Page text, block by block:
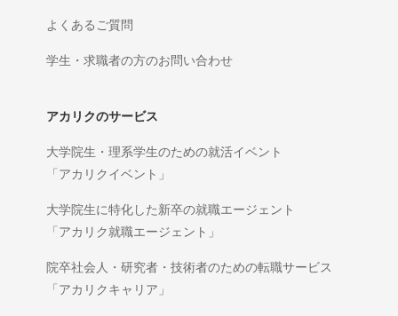
よくあるご質問
学生・求職者の方のお問い合わせ
アカリクのサービス
大学院生・理系学生のための就活イベント
「アカリクイベント」
大学院生に特化した新卒の就職エージェント
「アカリク就職エージェント」
院卒社会人・研究者・技術者のための転職サービス
「アカリクキャリア」